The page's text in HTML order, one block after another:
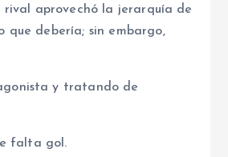
rival aprovechó la jerarquía de
que debería; sin embargo,
y tratando de
falta gol.